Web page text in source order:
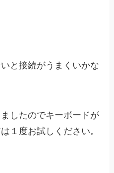
と接続がうまくいかな
したのでキーボードが
１度お試しください。